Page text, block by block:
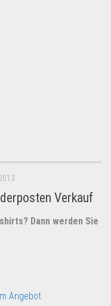
Verkauf
Dann werden Sie
Angebot